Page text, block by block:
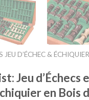
JEU D’ÉCHEC & ÉCHIQUIER
Jeu d’Échecs
en Bois